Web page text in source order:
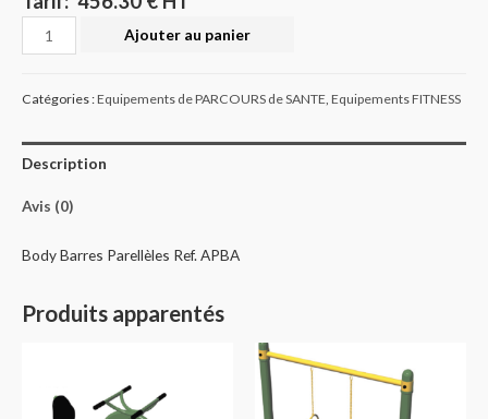
Quantité Ajouter au panier
Catégories :Equipements de PARCOURS de SANTE Equipements FITNESS
Description
Avis (0)
Body Barres Parellèles Ref. APBA
Produits apparentés